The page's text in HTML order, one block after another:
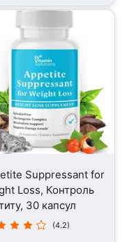
Suppressant for
Loss, Контроль
30 капсул
(4.2)